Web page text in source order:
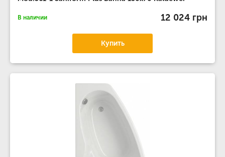
В наличии 12 024 грн
Купить